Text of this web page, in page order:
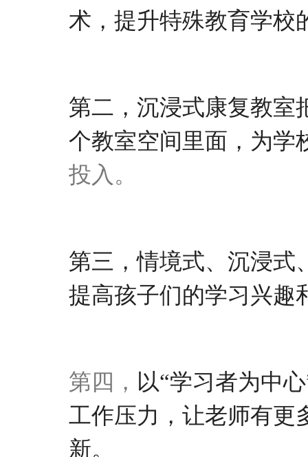
术， 提升特殊教育学校
第二， 沉浸式康复教室
个教室空间里面，为学
投入 。
第三，情境式、沉浸式
提高孩子们的学习兴趣
第四， 以“学习者为中
工作压力， 让老师有更
新。